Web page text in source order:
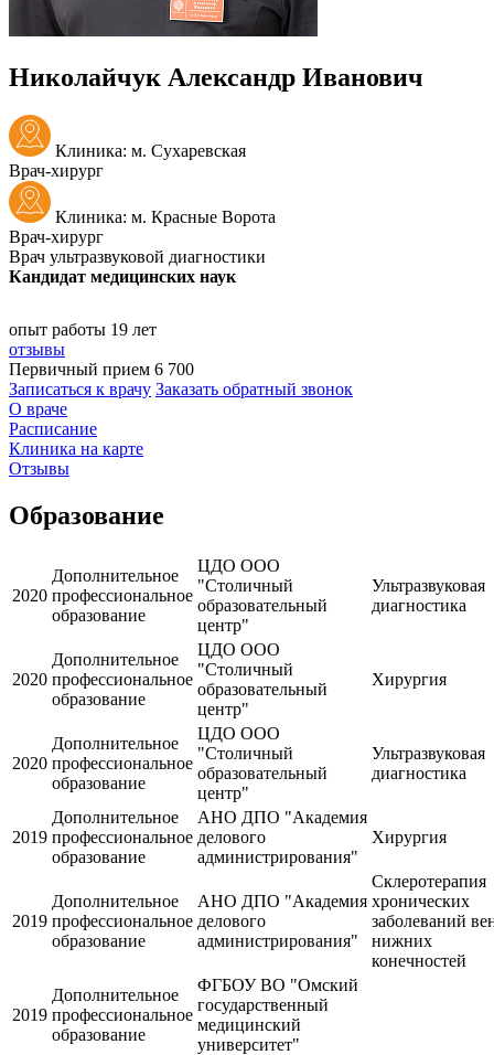
Николайчук Александр Иванович
Клиника: м. Сухаревская
Врач-хирург
Клиника: м. Красные Ворота
Врач-хирург
Врач ультразвуковой диагностики
Кандидат медицинских наук
опыт работы 19 лет
отзывы
Первичный прием 6 700
Записаться к врачу Заказать обратный звонок
О враче
Расписание
Клиника на карте
Отзывы
Образование
2020
Дополнительное
профессиональное
образование
ЦДО ООО
"Столичный
образовательный
центр"
Ультразвуковая
диагностика
2020
Дополнительное
профессиональное
образование
ЦДО ООО
"Столичный
образовательный
центр"
Хирургия
2020
Дополнительное
профессиональное
образование
ЦДО ООО
"Столичный
образовательный
центр"
Ультразвуковая
диагностика
2019
Дополнительное
профессиональное
образование
АНО ДПО "Академия
делового
администрирования"
Хирургия
2019
Дополнительное
профессиональное
образование
АНО ДПО "Академия
делового
администрирования"
Склеротерапия
хронических
заболеваний
нижних
конечностей
2019
Дополнительное
профессиональное
образование
ФГБОУ ВО "Омский
государственный
медицинский
университет"